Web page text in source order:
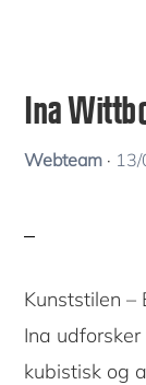
Ina
Webteam ·
Kunststilen –
Ina
kubistisk og